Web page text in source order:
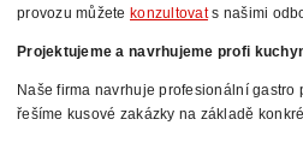
provozu můžete konzultovats našimi
Projektujeme a navrhujeme profi
Naše firma navrhuje profesionální gastro
řešíme kusové zakázky na základě